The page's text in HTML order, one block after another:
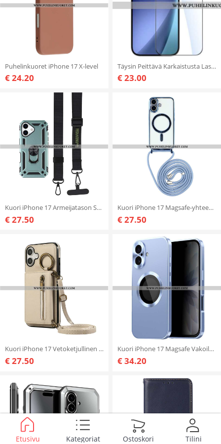
Puhelinkuoret iPhone 17 X-level
€ 24.20
Täysin Peittävä Karkaistusta Lasista Valmistettu Näyttö iPhone 17 -suoja
€ 23.00
Kuori iPhone 17 Armeijatason Suojaus Olkahihnalla Suojakuori
€ 27.50
Kuori iPhone 17 Magsafe-yhteensopiva Läpinäkyvä Johdollinen Suojakuori Suojakuori
€ 27.50
Kuori iPhone 17 Vetoketjullinen Lompakko
€ 27.50
Kuori iPhone 17 Magsafe Vakoiluohjelmia Estävällä Näytönsuojalla
€ 34.20
Etusivu Kategoriat Ostoskori Tilini